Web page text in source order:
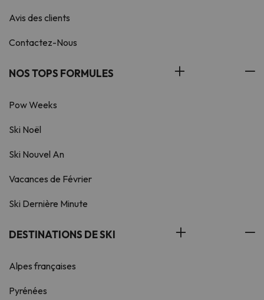
Avis des clients
Contactez-Nous
NOS TOPS FORMULES
Pow Weeks
Ski Noël
Ski Nouvel An
Vacances de Février
Ski Dernière Minute
DESTINATIONS DE SKI
Alpes françaises
Pyrénées